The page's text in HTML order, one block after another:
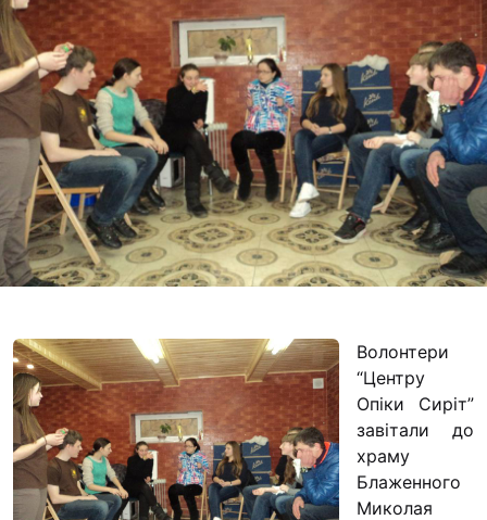
Наш покровитель
Контакти
Проекти
Футбольна
Кулінарний гурток
Іконописна школа
“Капеланчики”
Альтернатива
одна родина
Чемпіонат з міні-
“КОПА”
Як допомогти
Ми помолимося
Волонтери
“Центру
Опіки Сиріт”
завітали до
храму
Блаженного
Миколая